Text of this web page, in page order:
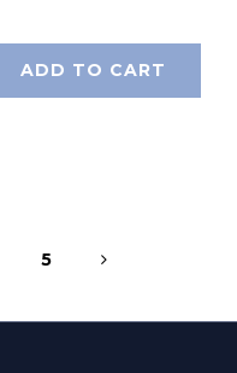
ADD TO CART
5